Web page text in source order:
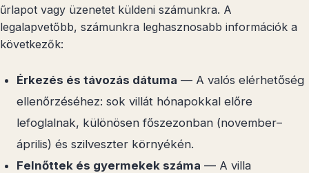
űrlapot vagy üzenetet küldeni számunkra. A
legalapvetőbb, számunkra leghasznosabb információk a
következők:
Érkezés és távozás dátuma — A valós elérhetőség
ellenőrzéséhez: sok villát hónapokkal előre
lefoglalnak, különösen főszezonban (november–
április) és szilveszter környékén.
Felnőttek és gyermekek száma — A villa